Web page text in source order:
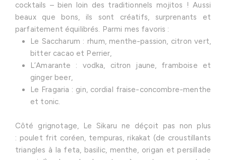
cocktails – bien loin des traditionnels mojitos ! Aussi
beaux que bons, ils sont créatifs, surprenants et
parfaitement équilibrés. Parmi mes favoris :
Le Saccharum : rhum, menthe-passion, citron vert,
bitter cacao et Perrier,
L’Amarante : vodka, citron jaune, framboise et
ginger beer,
Le Fragaria : gin, cordial fraise-concombre-menthe
et tonic.
Côté grignotage, Le Sikaru ne déçoit pas non plus
: poulet frit coréen, tempuras, rikakat (de croustillants
triangles à la feta, basilic, menthe, origan et persillade